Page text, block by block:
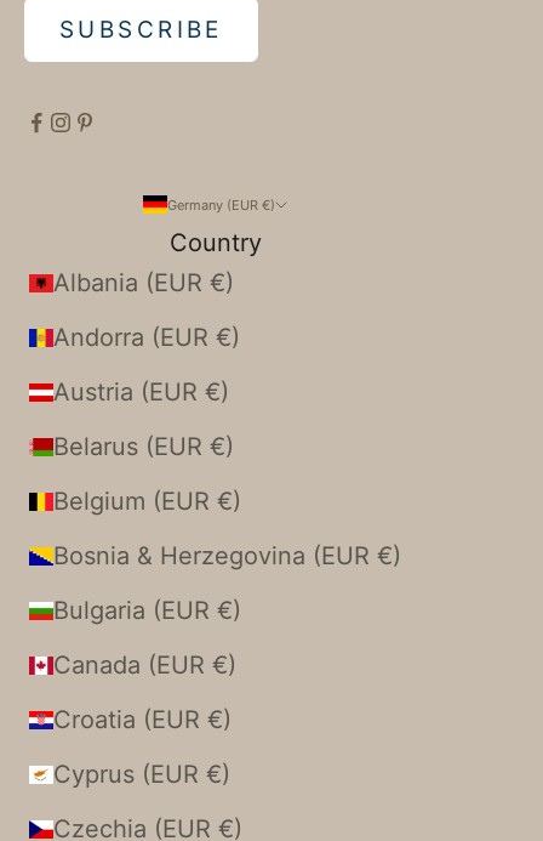
SUBSCRIBE
Germany (EUR €)
Country
Albania (EUR €)
Andorra (EUR €)
Austria (EUR €)
Belarus (EUR €)
Belgium (EUR €)
Bosnia & Herzegovina (EUR €)
Bulgaria (EUR €)
Canada (EUR €)
Croatia (EUR €)
Cyprus (EUR €)
Czechia (EUR €)